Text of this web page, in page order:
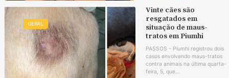
GERAL
Vinte cães são
resgatados em
situação de maus-
tratos em Piumhi
PASSOS - Piumhi registrou dois
casos envolvendo maus-tratos
contra animais na última quarta-
feira, 5, que...